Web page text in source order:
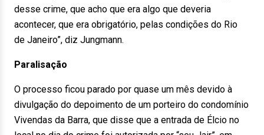
desse crime, que acho que era algo que deveria
acontecer, que era obrigatório, pelas condições do Rio
de Janeiro”, diz Jungmann.
Paralisação
O processo ficou parado por quase um mês devido à
divulgação do depoimento de um porteiro do condomínio
Vivendas da Barra, que disse que a entrada de Élcio no